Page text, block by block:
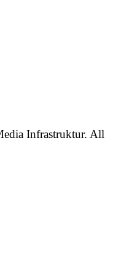
Infrastruktur. All